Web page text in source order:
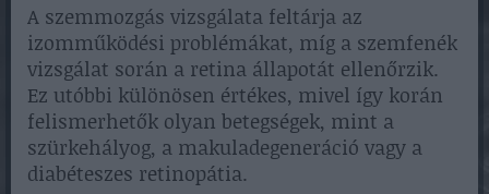
A szemmozgás vizsgálata feltárja az
izomműködési problémákat, míg a szemfenék
vizsgálat során a retina állapotát ellenőrzik.
Ez utóbbi különösen értékes, mivel így korán
felismerhetők olyan betegségek, mint a
szürkehályog, a makuladegeneráció vagy a
diabéteszes retinopátia.